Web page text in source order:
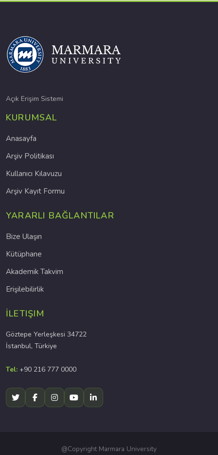
Açık Erişim Sistemi
KURUMSAL
Anasayfa
Arşiv Politikası
Kullanıcı Kılavuzu
Arşiv Kayıt Formu
YARARLI BAĞLANTILAR
Bize Ulaşın
Kütüphane
Akademik Takvim
Erişilebilirlik
İLETIŞIM
Göztepe Yerleşkesi 34722
İstanbul, Türkiye
Tel: +90 216 777 0000
@Copyright Marmara University